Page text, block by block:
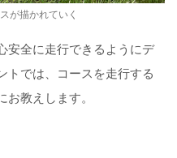
が描かれていく
安全に走行できるようにデ
トでは、コースを走行する
教えします。